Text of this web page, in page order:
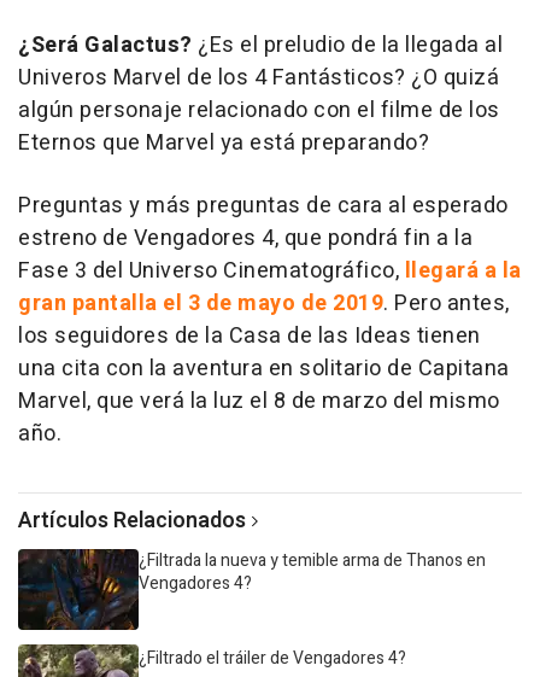
¿Será Galactus? ¿Es el preludio de la llegada al
Univeros Marvel de los 4 Fantásticos? ¿O quizá
algún personaje relacionado con el filme de los
Eternos que Marvel ya está preparando?
Preguntas y más preguntas de cara al esperado
estreno de Vengadores 4, que pondrá fin a la
Fase 3 del Universo Cinematográfico, llegará a la
gran pantalla el 3 de mayo de 2019. Pero antes,
los seguidores de la Casa de las Ideas tienen
una cita con la aventura en solitario de Capitana
Marvel, que verá la luz el 8 de marzo del mismo
año.
Artículos Relacionados
¿Filtrada la nueva y temible arma de Thanos en
Vengadores 4?
¿Filtrado el tráiler de Vengadores 4?